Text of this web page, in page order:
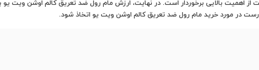
اهمیت بالایی برخوردار است. در نهایت، ارزش مام رول ضد تعریق کالم اوشن ویت یو
در مورد خرید مام رول ضد تعریق کالم اوشن ویت یو اتخاذ شود.